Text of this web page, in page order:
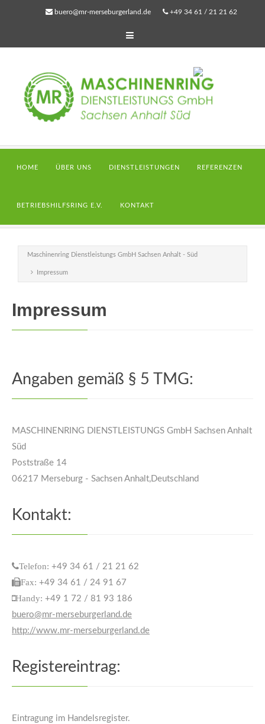
buero@mr-merseburgerland.de +49 34 61 / 21 21 62
HOME ÜBER UNS DIENSTLEISTUNGEN REFERENZEN
BETRIEBSHILFSRING E.V. KONTAKT
Maschinenring Dienstleistungs GmbH Sachsen Anhalt - Süd
Impressum
Impressum
Angaben gemäß § 5 TMG:
MASCHINENRING DIENSTLEISTUNGS GmbH Sachsen Anhalt
Süd
Poststraße 14
06217 Merseburg - Sachsen Anhalt, Deutschland
Kontakt:
Telefon: +49 34 61 / 21 21 62
Fax: +49 34 61 / 24 91 67
Handy: +49 1 72 / 81 93 186
buero@mr-merseburgerland.de
http://www.mr-merseburgerland.de
Registereintrag:
Eintragung im Handelsregister.